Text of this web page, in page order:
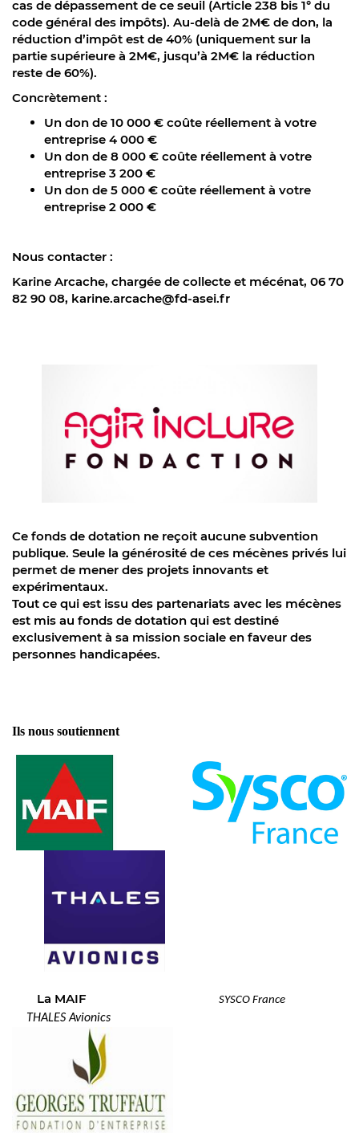
cas de dépassement de ce seuil (Article 238 bis 1° du
code général des impôts). Au-delà de 2M€ de don, la
réduction d’impôt est de 40% (uniquement sur la
partie supérieure à 2M€, jusqu’à 2M€ la réduction
reste de 60%).
Concrètement :
Un don de 10 000 € coûte réellement à votre
entreprise 4 000 €
Un don de 8 000 € coûte réellement à votre
entreprise 3 200 €
Un don de 5 000 € coûte réellement à votre
entreprise 2 000 €
Nous contacter :
Karine Arcache, chargée de collecte et mécénat, 06 70
82 90 08, karine.arcache@fd-asei.fr
Ce fonds de dotation ne reçoit aucune subvention
publique. Seule la générosité de ces mécènes privés lui
permet de mener des projets innovants et
expérimentaux.
Tout ce qui est issu des partenariats avec les mécènes
est mis au fonds de dotation qui est destiné
exclusivement à sa mission sociale en faveur des
personnes handicapées.
Ils nous soutiennent
La MAIF SYSCO France
THALES Avionics